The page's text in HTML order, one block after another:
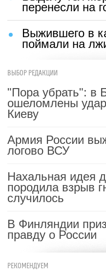
перенесли на
Выжившего в
поймали на
ВЫБОР РЕДАКЦИИ
"Пора убрать": в
ошеломлены
Киеву
Армия России
логово ВСУ
Нахальная идея
породила взрыв
случилось
В Финляндии
правду о России
РЕКОМЕНДУЕМ